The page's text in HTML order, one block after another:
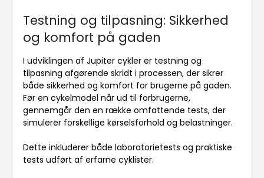
Testning og tilpasning: Sikkerhed
og komfort på gaden
I udviklingen af Jupiter cykler er testning og
tilpasning afgørende skridt i processen, der sikrer
både sikkerhed og komfort for brugerne på gaden.
Før en cykelmodel når ud til forbrugerne,
gennemgår den en række omfattende tests, der
simulerer forskellige kørselsforhold og belastninger.
Dette inkluderer både laboratorietests og praktiske
tests udført af erfarne cyklister.